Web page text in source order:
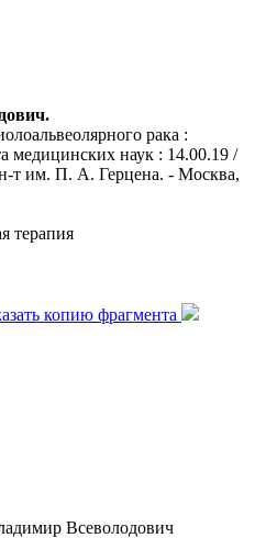
рака :
медицинских наук : 14.00.19 /
т им. П. А. Герцена. - Москва,
терапия
копию фрагмента
Всеволодович